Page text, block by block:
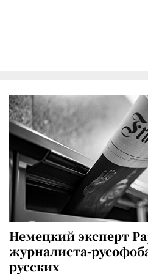
Немецкий эксперт
журналиста-
русских